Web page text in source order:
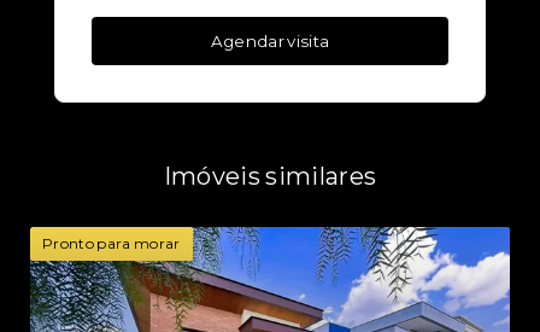
Agendar visita
Imóveis similares
Pronto para morar